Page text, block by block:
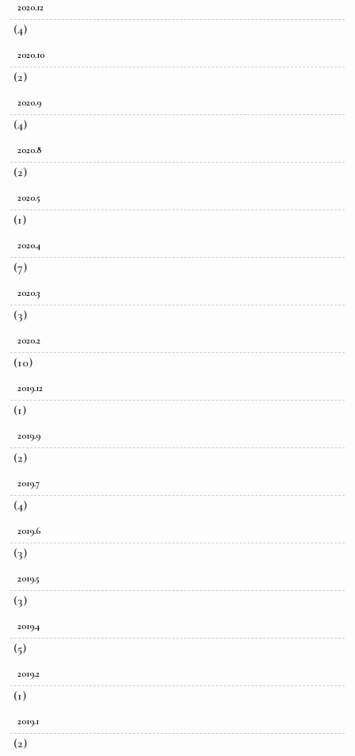
2020.12
(4)
2020.10
(2)
2020.9
(4)
2020.8
(2)
2020.5
(1)
2020.4
(7)
2020.3
(3)
2020.2
(10)
2019.12
(1)
2019.9
(2)
2019.7
(4)
2019.6
(3)
2019.5
(3)
2019.4
(5)
2019.2
(1)
2019.1
(2)